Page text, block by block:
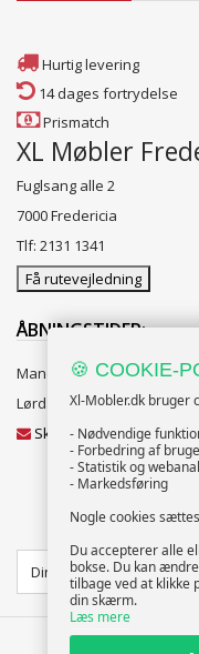
Hurtig levering
14 dages fortrydelse
Prismatch
XL Møbler
Fuglsang alle 2
7000 Fredericia
Tlf: 2131 1341
Få rutevejledning
ÅBNINGSTIDER:
Mandag til Fredag 10:00 til
Lørdag og Søndag 10:00 til
Skriv til vores
🍪 COOKIE-
Xl-Mobler.dk bruger
- Nødvendige
- Forbedring af
- Statistik og
- Markedsføring
Nogle cookies
Du accepterer alle
bokse. Du kan
tilbage ved at klikke
din skærm.
Læs mere